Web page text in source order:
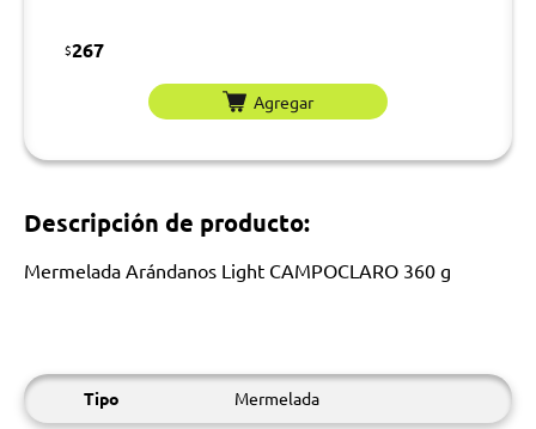
$267
Agregar
Descripción de producto:
Mermelada Arándanos Light CAMPOCLARO 360 g
Tipo Mermelada